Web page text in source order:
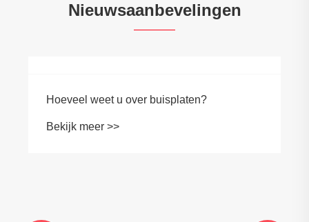
Nieuwsaanbevelingen